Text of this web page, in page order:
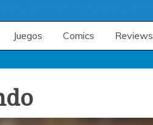
Juegos Comics Reviews